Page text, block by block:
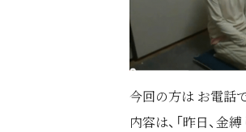
今回の方は お電話
内容は、「昨日、